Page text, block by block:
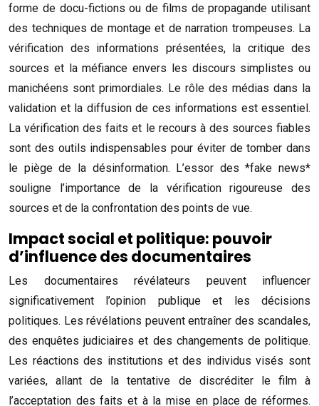
forme de docu-fictions ou de films de propagande utilisant
des techniques de montage et de narration trompeuses. La
vérification des informations présentées, la critique des
sources et la méfiance envers les discours simplistes ou
manichéens sont primordiales. Le rôle des médias dans la
validation et la diffusion de ces informations est essentiel.
La vérification des faits et le recours à des sources fiables
sont des outils indispensables pour éviter de tomber dans
le piège de la désinformation. L’essor des *fake news*
souligne l’importance de la vérification rigoureuse des
sources et de la confrontation des points de vue.
Impact social et politique: pouvoir
d’influence des documentaires
Les documentaires révélateurs peuvent influencer
significativement l’opinion publique et les décisions
politiques. Les révélations peuvent entraîner des scandales,
des enquêtes judiciaires et des changements de politique.
Les réactions des institutions et des individus visés sont
variées, allant de la tentative de discréditer le film à
l’acceptation des faits et à la mise en place de réformes.